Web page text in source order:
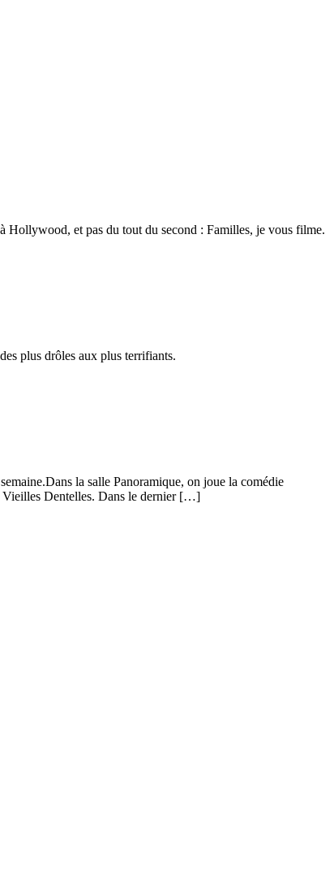
Hollywood, et pas du tout du second : Familles, je vous filme.
plus drôles aux plus terrifiants.
la salle Panoramique, on joue la comédie
Vieilles Dentelles. Dans le dernier […]